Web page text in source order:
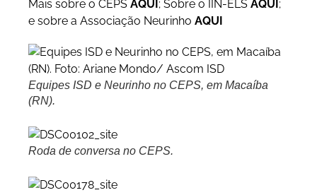
Mais sobre o CEPS AQUI ; Sobre o IIN-ELS AQUI ;
e sobre a Associação Neurinho AQUI
Equipes ISD e Neurinho no CEPS, em Macaíba
(RN).
Roda de conversa no CEPS.